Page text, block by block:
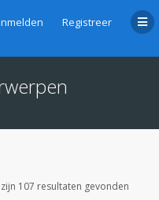
Registreer
zijn 107 resultaten gevonden